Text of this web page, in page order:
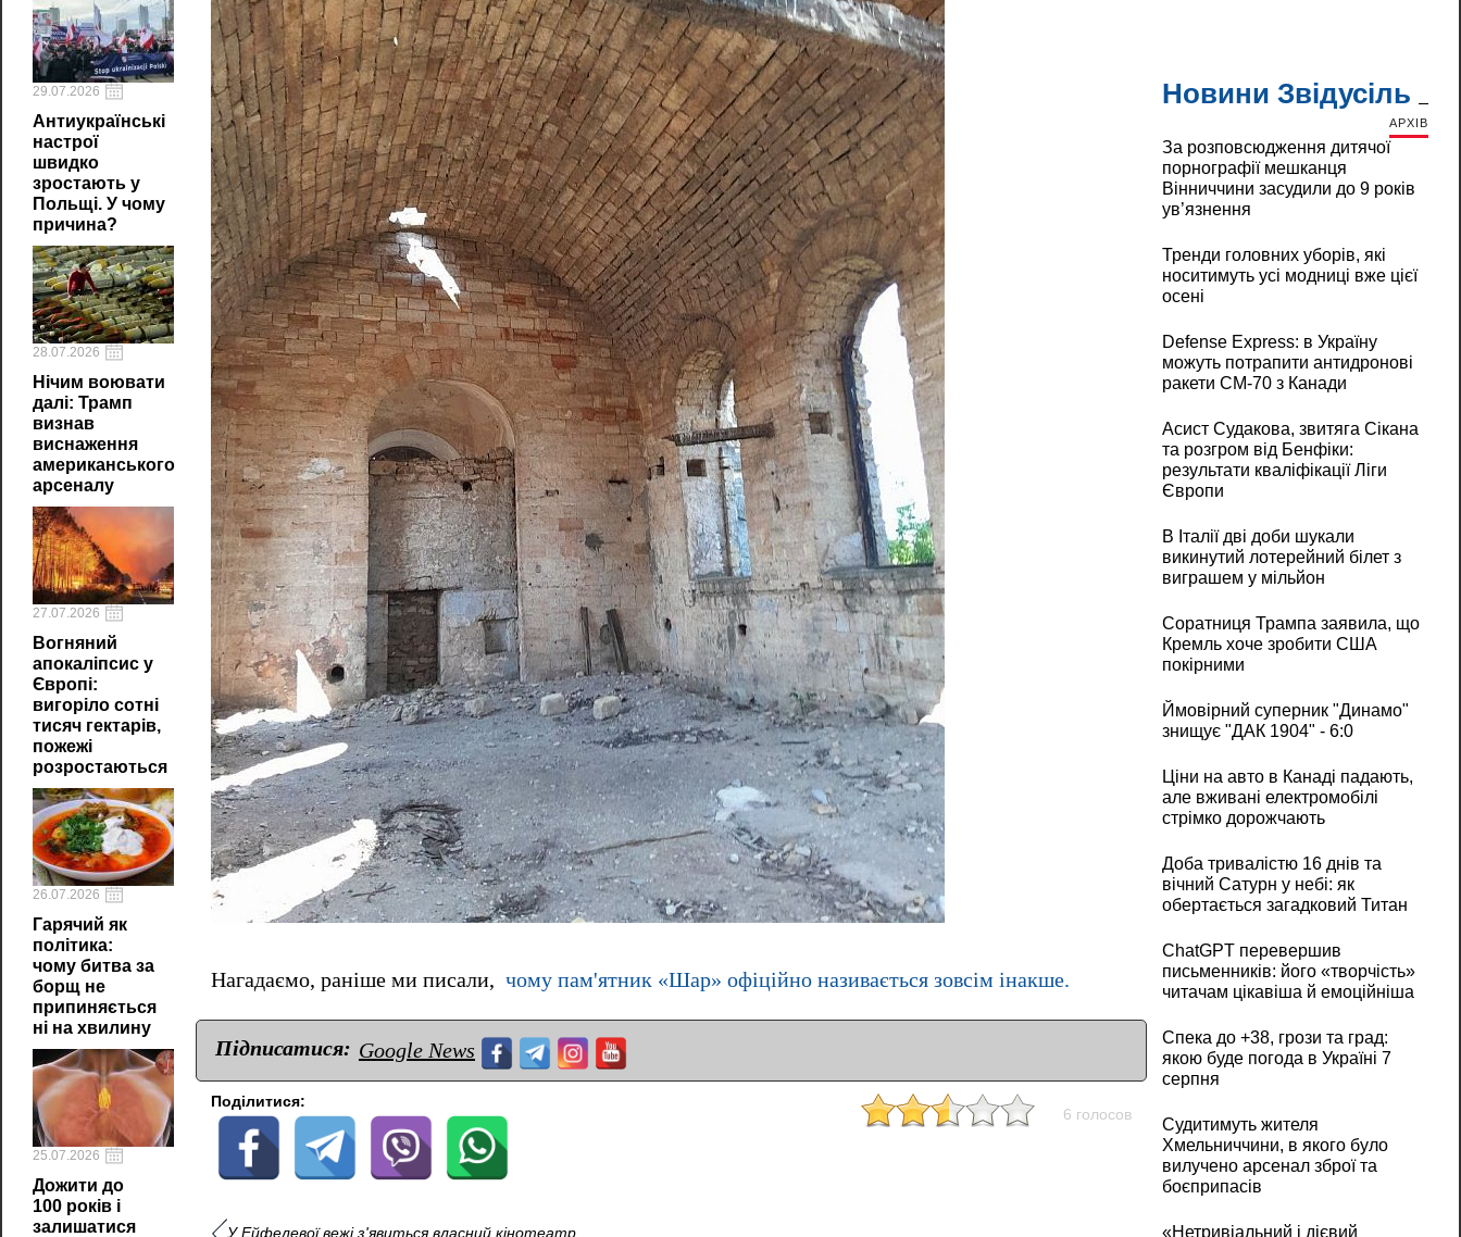
29.07.2026
Антиукраїнські
настрої
швидко
зростають у
Польщі. У чому
причина?
28.07.2026
Нічим воювати
далі: Трамп
визнав
виснаження
американського
арсеналу
27.07.2026
Вогняний
апокаліпсис у
Європі:
вигоріло сотні
тисяч гектарів,
пожежі
розростаються
26.07.2026
Гарячий як
політика:
чому битва за
борщ не
припиняється
ні на хвилину
25.07.2026
Дожити до
100 років і
залишатися
Нагадаємо, раніше ми писали, чому пам'ятник «Шар» офіційно називається зовсім інакше.
Підписатися: Google News
Поділитися:
6 голосов
У Ейфелевої вежі з'явиться власний кінотеатр
Новини Звідусіль
АРХІВ
За розповсюдження дитячої
порнографії мешканця
Вінниччини засудили до 9 років
ув’язнення
Тренди головних уборів, які
носитимуть усі модниці вже цієї
осені
Defense Express: в Україну
можуть потрапити антидронові
ракети CM-70 з Канади
Асист Судакова, звитяга Сікана
та розгром від Бенфіки:
результати кваліфікації Ліги
Європи
В Італії дві доби шукали
викинутий лотерейний білет з
виграшем у мільйон
Соратниця Трампа заявила, що
Кремль хоче зробити США
покірними
Ймовірний суперник "Динамо"
знищує "ДАК 1904" - 6:0
Ціни на авто в Канаді падають,
але вживані електромобілі
стрімко дорожчають
Доба тривалістю 16 днів та
вічний Сатурн у небі: як
обертається загадковий Титан
ChatGPT перевершив
письменників: його «творчість»
читачам цікавіша й емоційніша
Спека до +38, грози та град:
якою буде погода в Україні 7
серпня
Судитимуть жителя
Хмельниччини, в якого було
вилучено арсенал зброї та
боєприпасів
«Нетривіальний і дієвий